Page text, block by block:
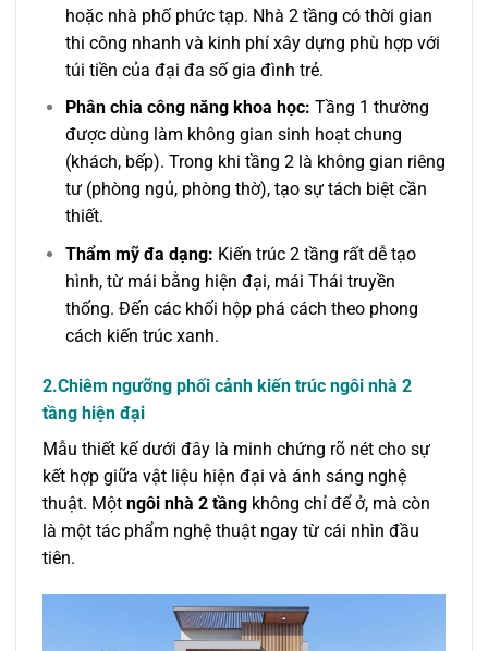
hoặc nhà phố phức tạp. Nhà 2 tầng có thời gian
thi công nhanh và kinh phí xây dựng phù hợp với
túi tiền của đại đa số gia đình trẻ.
Phân chia công năng khoa học: Tầng 1 thường
được dùng làm không gian sinh hoạt chung
(khách, bếp). Trong khi tầng 2 là không gian riêng
tư (phòng ngủ, phòng thờ), tạo sự tách biệt cần
thiết.
Thẩm mỹ đa dạng: Kiến trúc 2 tầng rất dễ tạo
hình, từ mái bằng hiện đại, mái Thái truyền
thống. Đến các khối hộp phá cách theo phong
cách kiến trúc xanh.
2.Chiêm ngưỡng phối cảnh kiến trúc ngôi nhà 2
tầng hiện đại
Mẫu thiết kế dưới đây là minh chứng rõ nét cho sự
kết hợp giữa vật liệu hiện đại và ánh sáng nghệ
thuật. Một ngôi nhà 2 tầng không chỉ để ở, mà còn
là một tác phẩm nghệ thuật ngay từ cái nhìn đầu
tiên.